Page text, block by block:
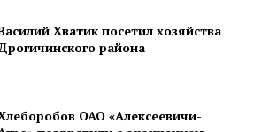
Веснік"
Хватик посетил хозяйства
района
ОАО «Алексеевичи-